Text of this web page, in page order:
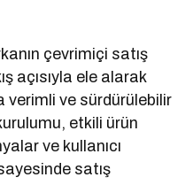
çevrimiçi satış
açısıyla ele alarak
verimli ve sürdürülebilir
etkili ürün
ve kullanıcı
satış